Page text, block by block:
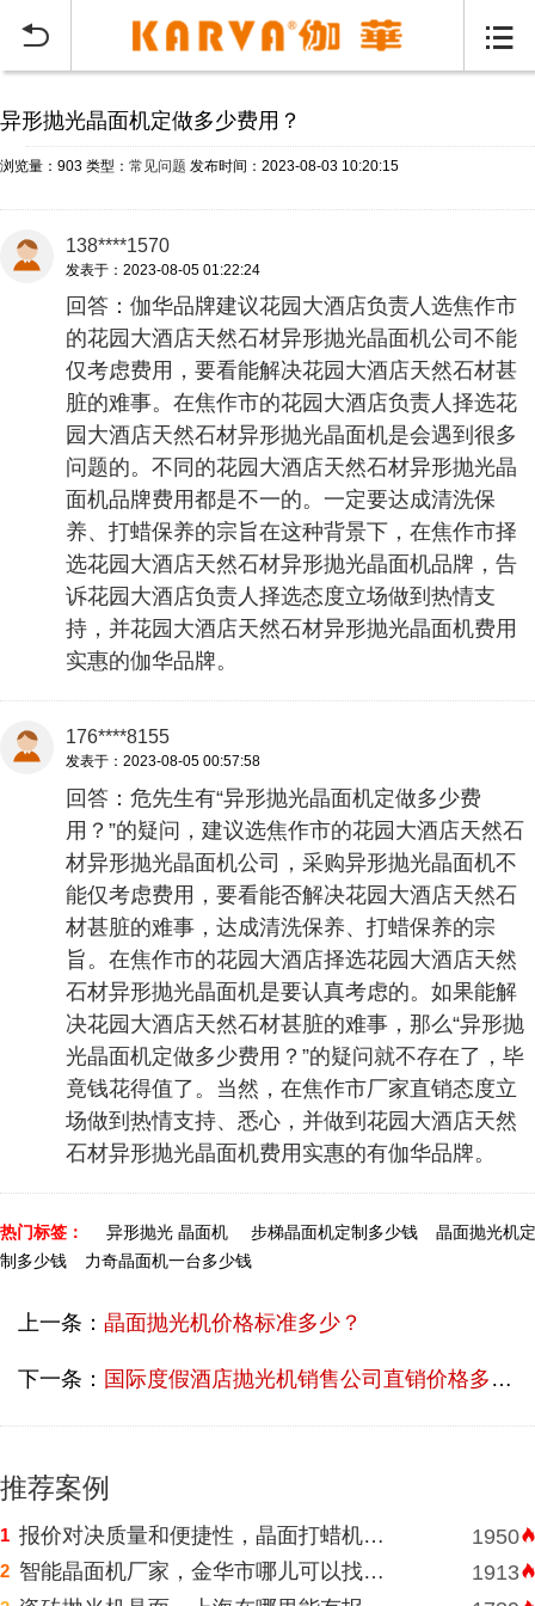
 
异形抛光晶面机定做多少费用？
浏览量：903 类型： 常见问题 发布时间：2023-08-03 10:20:15
138****1570
发表于：2023-08-05 01:22:24
回答：伽华品牌建议花园大酒店负责人选焦作市
的花园大酒店天然石材异形抛光晶面机公司不能
仅考虑费用，要看能解决花园大酒店天然石材甚
脏的难事。在焦作市的花园大酒店负责人择选花
园大酒店天然石材异形抛光晶面机是会遇到很多
问题的。不同的花园大酒店天然石材异形抛光晶
面机品牌费用都是不一的。一定要达成清洗保
养、打蜡保养的宗旨在这种背景下，在焦作市择
选花园大酒店天然石材异形抛光晶面机品牌，告
诉花园大酒店负责人择选态度立场做到热情支
持，并花园大酒店天然石材异形抛光晶面机费用
实惠的伽华品牌。
176****8155
发表于：2023-08-05 00:57:58
回答：危先生有“异形抛光晶面机定做多少费
用？”的疑问，建议选焦作市的花园大酒店天然石
材异形抛光晶面机公司，采购异形抛光晶面机不
能仅考虑费用，要看能否解决花园大酒店天然石
材甚脏的难事，达成清洗保养、打蜡保养的宗
旨。在焦作市的花园大酒店择选花园大酒店天然
石材异形抛光晶面机是要认真考虑的。如果能解
决花园大酒店天然石材甚脏的难事，那么“异形抛
光晶面机定做多少费用？”的疑问就不存在了，毕
竟钱花得值了。当然，在焦作市厂家直销态度立
场做到热情支持、悉心，并做到花园大酒店天然
石材异形抛光晶面机费用实惠的有伽华品牌。
热门标签： 异形抛光 晶面机 步梯晶面机定制多少钱
晶面抛光机定
制多少钱
力奇晶面机一台多少钱
上一条： 晶面抛光机价格标准多少？
下一条： 国际度假酒店抛光机销售公司直销价格多少？
推荐案例
1 报价对决质量和便捷性，晶面打蜡机河南挑选需明智判断 1950
2 智能晶面机厂家，金华市哪儿可以找到价格表合理水磨石晶面机？ 1913